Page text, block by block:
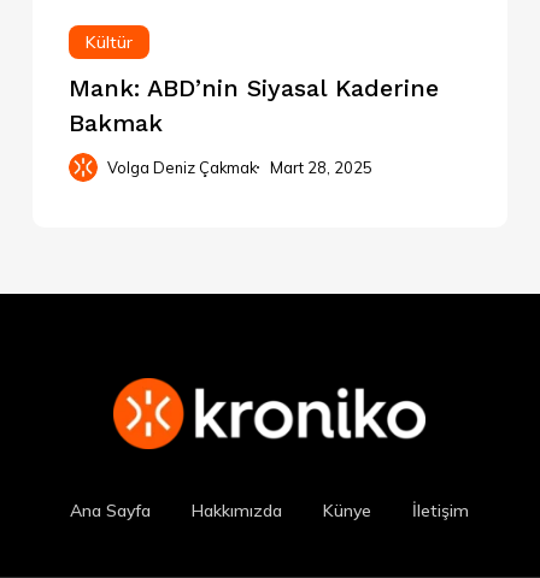
Kültür
Mank: ABD’nin Siyasal Kaderine
Bakmak
Volga Deniz Çakmak Mart 28, 2025
Ana Sayfa Hakkımızda Künye İletişim